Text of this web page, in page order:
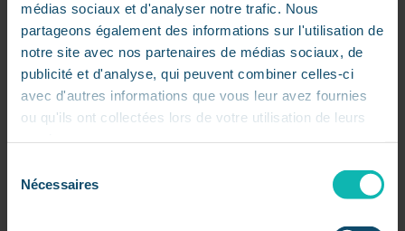
médias sociaux et d'analyser notre trafic. Nous
partageons également des informations sur l'utilisation de
notre site avec nos partenaires de médias sociaux, de
publicité et d'analyse, qui peuvent combiner celles-ci
avec d'autres informations que vous leur avez fournies
ou qu'ils ont collectées lors de votre utilisation de leurs
Nécessaires
Cloud, IA, défense : AWS accélère sur
tous les fronts
parDorsaf|Juil 21, 2026 |L'actu IT à 360
AWS fait de l’intelligence artificielle un pilier des
infrastructures critiques À l’occasion de l’AWS
Services a dévoilé plusieurs évolutions destinées